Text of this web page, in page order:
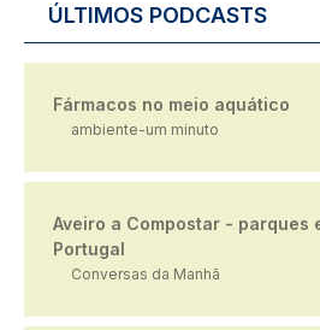
ÚLTIMOS PODCASTS
Fármacos no meio aquático
ambiente-um minuto
Aveiro a Compostar - parques
Portugal
Conversas da Manhã